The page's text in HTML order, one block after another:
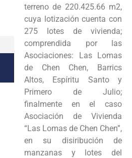
terreno de 220.425.66 m2,
cuya lotización cuenta con
275 lotes de vivienda;
comprendida por las
Asociaciones: Las Lomas
de Chen Chen, Barrics
Altos, Espíritu Santo y
Primero de Julio;
finalmente en el caso
Asociación de Vivienda
“Las Lomas de Chen Chen”,
en su disiribución de
manzanas y lotes del